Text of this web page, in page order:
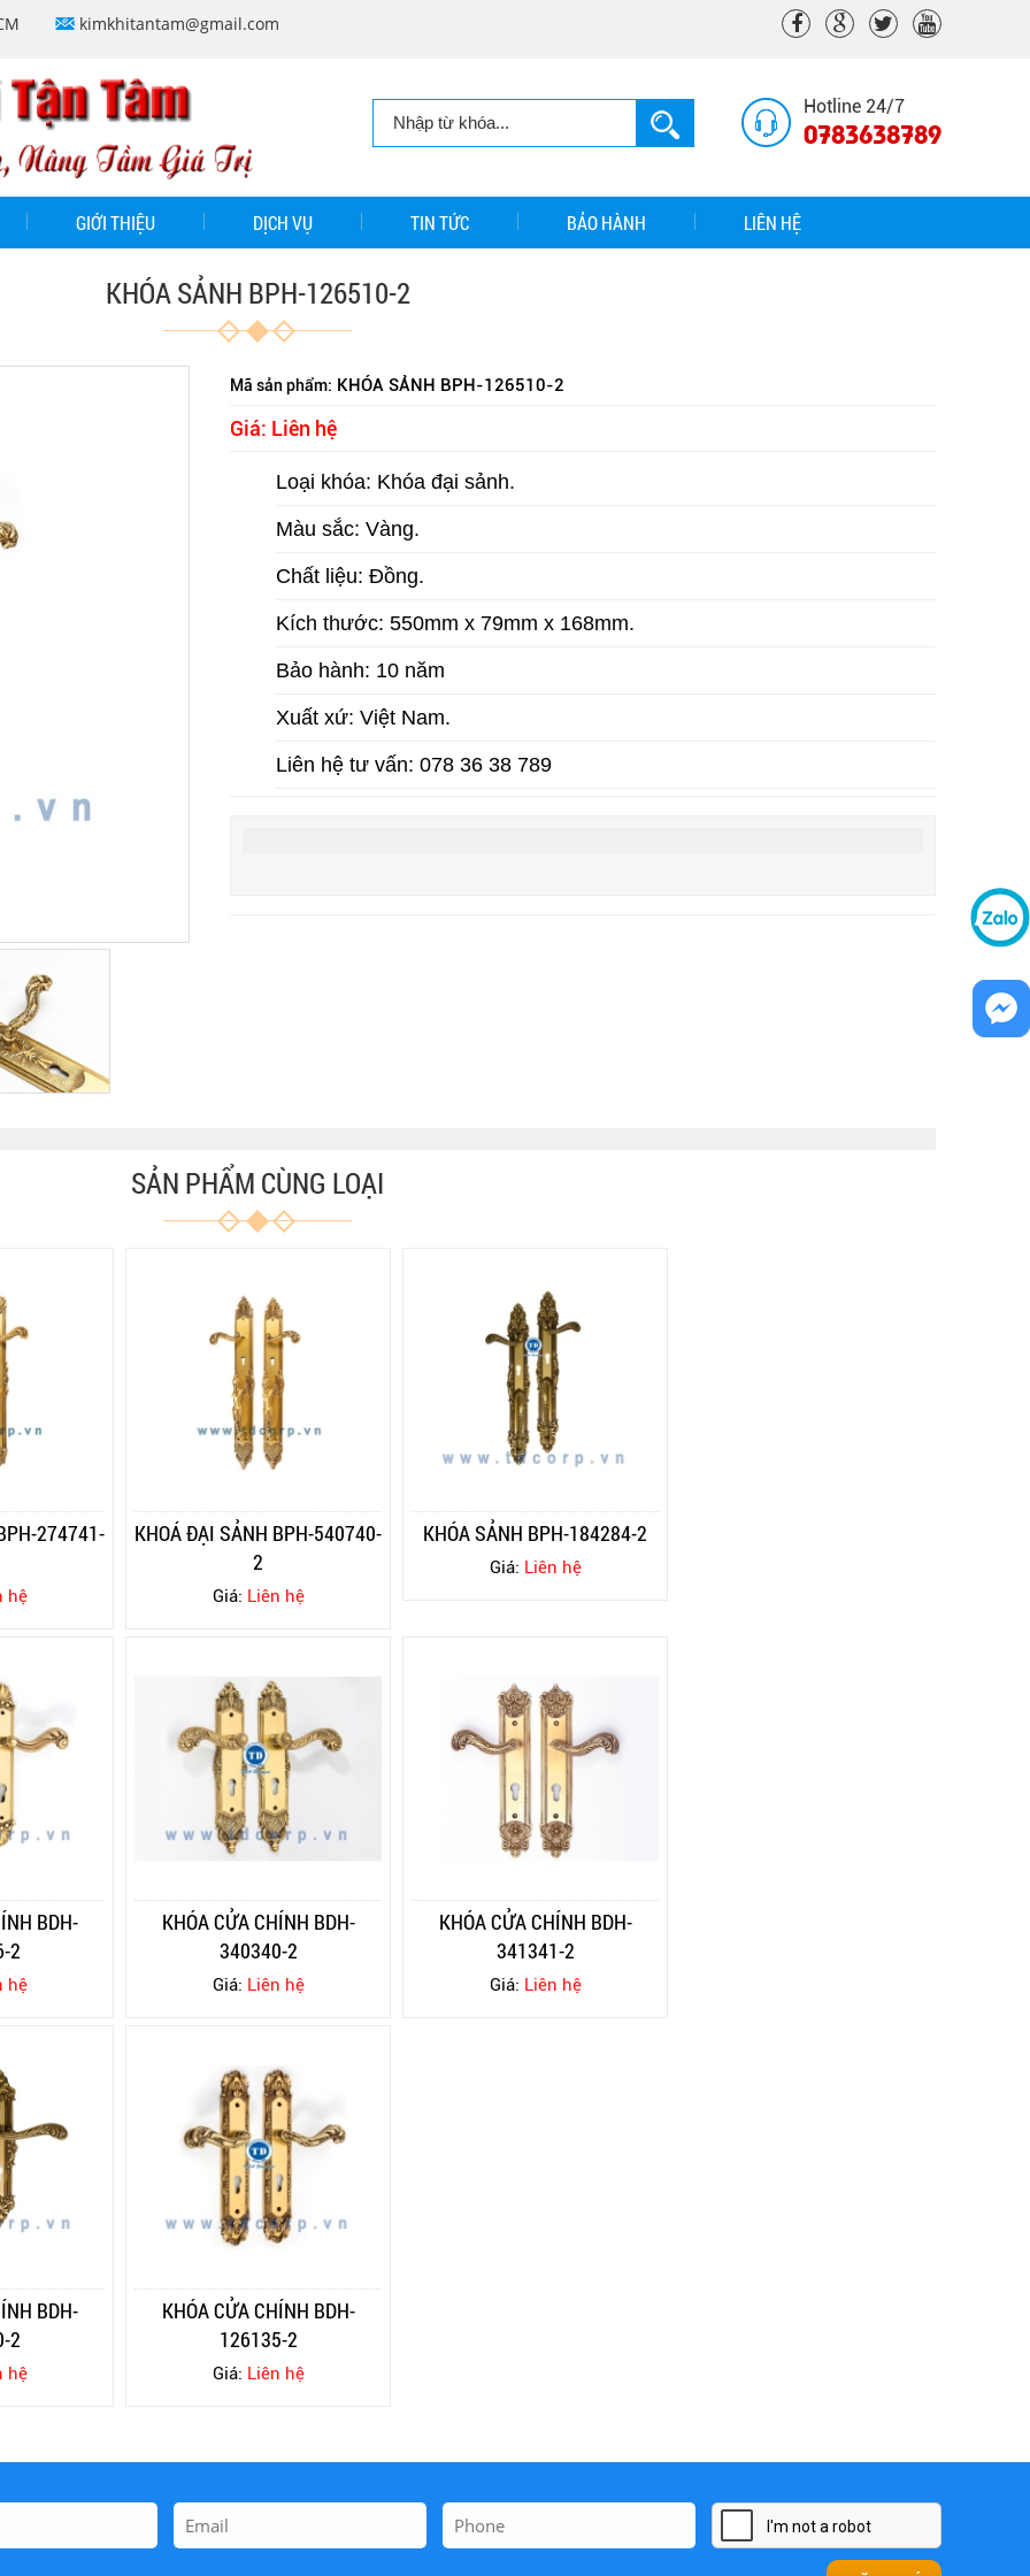
kimkhitantam@gmail.com
Hotline 24/7
0783638789
GIỚI THIỆU DỊCH VỤ TIN TỨC BẢO HÀNH LIÊN HỆ
KHÓA SẢNH BPH-126510-2
Mã sản phẩm: KHÓA SẢNH BPH-126510-2
Giá: Liên hệ
Loại khóa: Khóa đại sảnh.
Màu sắc: Vàng.
Chất liệu: Đồng.
Kích thước: 550mm x 79mm x 168mm.
Bảo hành: 10 năm
Xuất xứ: Việt Nam.
Liên hệ tư vấn: 078 36 38 789
SẢN PHẨM CÙNG LOẠI
274741-
hệ
KHOÁ ĐẠI SẢNH BPH-540740-
2
Giá: Liên hệ
KHÓA SẢNH BPH-184284-2
Giá: Liên hệ
BDH-
2
hệ
KHÓA CỬA CHÍNH BDH-
340340-2
Giá: Liên hệ
KHÓA CỬA CHÍNH BDH-
341341-2
Giá: Liên hệ
BDH-
2
hệ
KHÓA CỬA CHÍNH BDH-
126135-2
Giá: Liên hệ